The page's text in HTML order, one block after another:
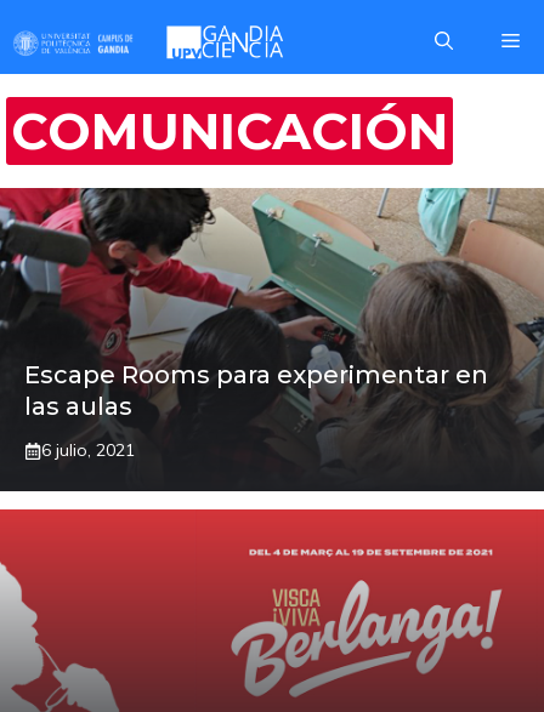
contenido
COMUNICACIÓN
Escape Rooms para experimentar en
las aulas
6 julio, 2021